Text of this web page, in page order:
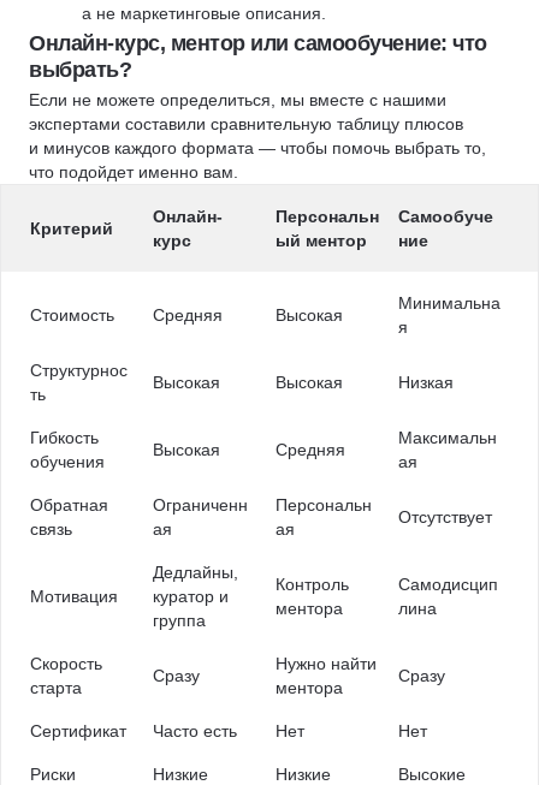
а не маркетинговые описания.
Онлайн-курс, ментор или самообучение: что
выбрать?
Если не можете определиться, мы вместе с нашими
экспертами составили сравнительную таблицу плюсов
и минусов каждого формата — чтобы помочь выбрать то,
что подойдет именно вам.
Критерий
Онлайн-
курс
Персональн
ый ментор
Самообуче
ние
Стоимость Средняя Высокая
Минимальна
я
Структурнос
ть
Высокая Высокая Низкая
Гибкость
обучения
Высокая Средняя
Максимальн
ая
Обратная
связь
Ограниченн
ая
Персональн
ая
Отсутствует
Мотивация
Дедлайны,
куратор и
группа
Контроль
ментора
Самодисцип
лина
Скорость
старта
Сразу
Нужно найти
ментора
Сразу
Сертификат Часто есть Нет Нет
Риски Низкие Низкие Высокие